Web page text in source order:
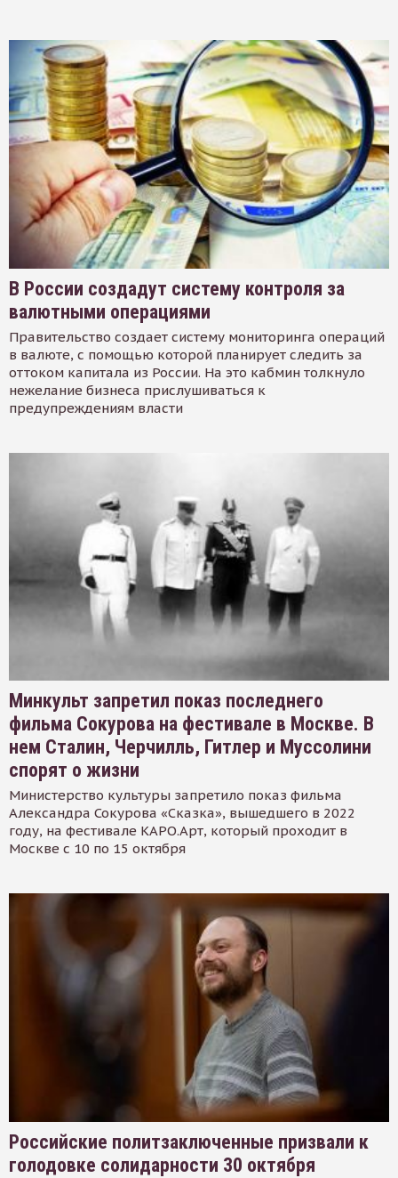
В России создадут систему контроля за
валютными операциями
Правительство создает систему мониторинга операций
в валюте, с помощью которой планирует следить за
оттоком капитала из России. На это кабмин толкнуло
нежелание бизнеса прислушиваться к
предупреждениям власти
Минкульт запретил показ последнего
фильма Сокурова на фестивале в Москве. В
нем Сталин, Черчилль, Гитлер и Муссолини
спорят о жизни
Министерство культуры запретило показ фильма
Александра Сокурова «Сказка», вышедшего в 2022
году, на фестивале КАРО.Арт, который проходит в
Москве с 10 по 15 октября
Российские политзаключенные призвали к
голодовке солидарности 30 октября